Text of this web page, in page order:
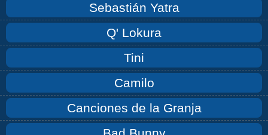
Sebastián Yatra
Q' Lokura
Tini
Camilo
Canciones de la Granja